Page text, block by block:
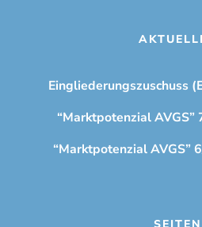
Eingliederungszuschuss
“Marktpotenzial AVGS”
“Marktpotenzial AVGS”